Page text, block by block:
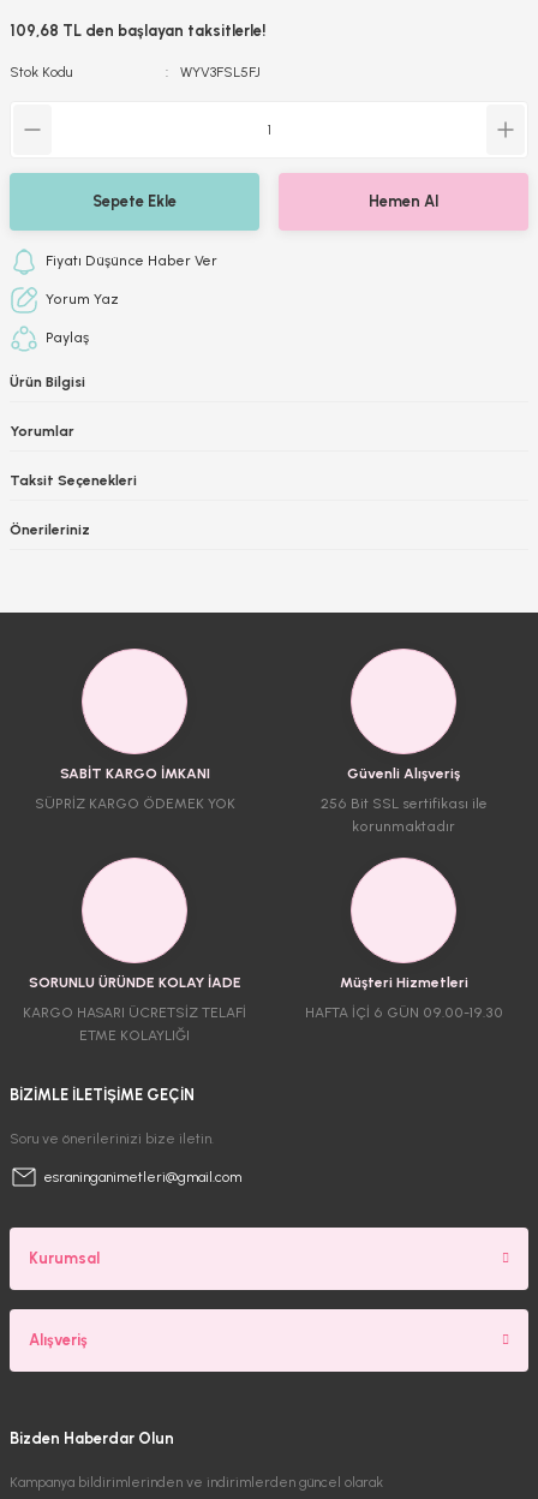
109,68 TL den başlayan taksitlerle!
Stok Kodu WYV3FSL5FJ
Sepete Ekle Hemen Al
Fiyatı Düşünce Haber Ver
Yorum Yaz
Paylaş
Ürün Bilgisi
Yorumlar
Taksit Seçenekleri
Önerileriniz
SABİT KARGO İMKANI
SÜPRİZ KARGO ÖDEMEK YOK
Güvenli Alışveriş
256 Bit SSL sertifikası ile
korunmaktadır
SORUNLU ÜRÜNDE KOLAY İADE
KARGO HASARI ÜCRETSİZ TELAFİ
ETME KOLAYLIĞI
Müşteri Hizmetleri
HAFTA İÇİ 6 GÜN 09.00-19.30
BİZİMLE İLETİŞİME GEÇİN
Soru ve önerilerinizi bize iletin.
esraninganimetleri@gmail.com
Kurumsal
Alışveriş
Bizden Haberdar Olun
Kampanya bildirimlerinden ve indirimlerden güncel olarak